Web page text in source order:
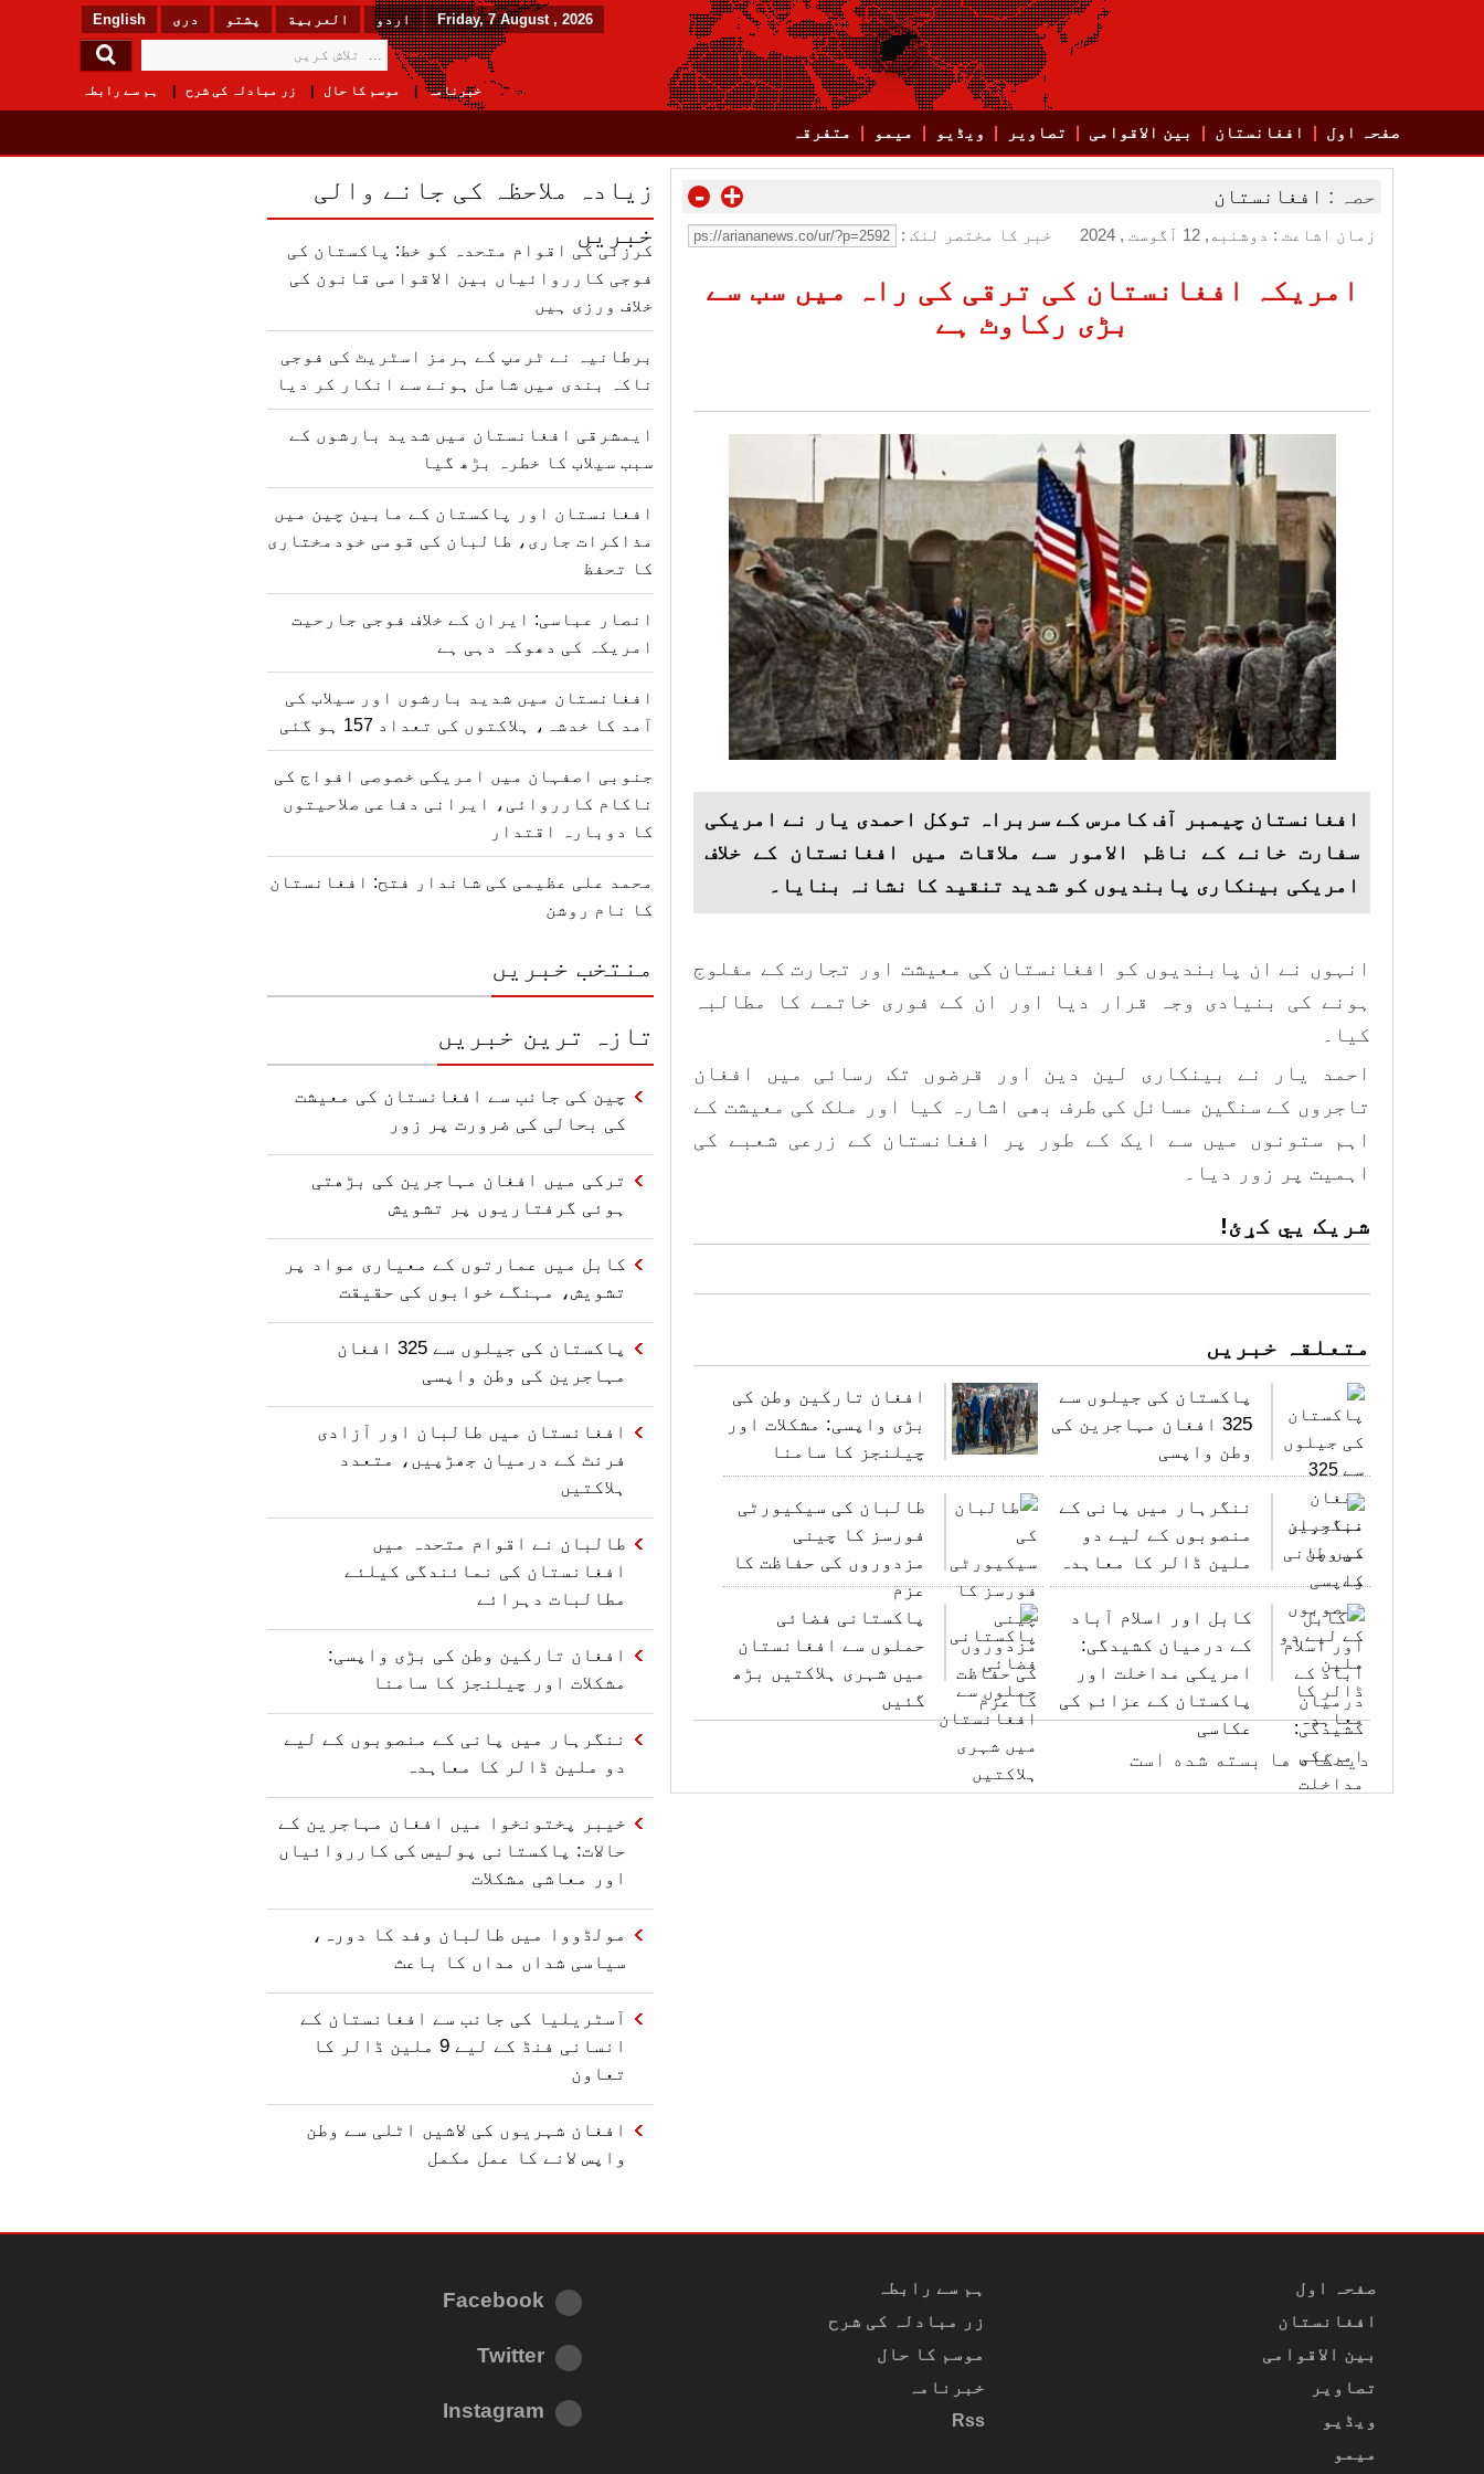
English دری پشتو العربیة اردو Friday, 7 August , 2026
ہم سے رابطہ زر مبادلہ کی شرح موسم کا حال خبرنامہ
صفحہ اول افغانستان بین الاقوامی تصاویر ویڈیو میمو متفرقہ
حصہ : افغانستان - +
زمان اشاعت : دوشنبه, 12 آگوست , 2024 خبر کا مختصر لنک :
امریکہ افغانستان کی ترقی کی راہ میں سب سے
بڑی رکاوٹ ہے
افغانستان چیمبر آف کامرس کے سربراہ توکل احمدی یار نے امریکی
سفارت خانے کے ناظم الامور سے ملاقات میں افغانستان کے خلاف
امریکی بینکاری پابندیوں کو شدید تنقید کا نشانہ بنایا۔
انہوں نے ان پابندیوں کو افغانستان کی معیشت اور تجارت کے مفلوج
ہونے کی بنیادی وجہ قرار دیا اور ان کے فوری خاتمے کا مطالبہ
کیا۔
احمد یار نے بینکاری لین دین اور قرضوں تک رسائی میں افغان
تاجروں کے سنگین مسائل کی طرف بھی اشارہ کیا اور ملک کی معیشت کے
اہم ستونوں میں سے ایک کے طور پر افغانستان کے زرعی شعبے کی
اہمیت پر زور دیا۔
شریک یي کړئ!
متعلقہ خبریں
پاکستان کی جیلوں سے
325 افغان مہاجرین کی
وطن واپسی
افغان تارکین وطن کی
بڑی واپسی: مشکلات اور
چیلنجز کا سامنا
ننگرہار میں پانی کے
منصوبوں کے لیے دو
ملین ڈالر کا معاہدہ
طالبان کی سیکیورٹی
فورسز کا چینی
مزدوروں کی حفاظت کا
عزم
کابل اور اسلام آباد
کے درمیان کشیدگی:
امریکی مداخلت اور
پاکستان کے عزائم کی
عکاسی
پاکستانی فضائی
حملوں سے افغانستان
میں شہری ہلاکتیں بڑھ
گئیں
دیدگاه ها بسته شده است
زیادہ ملاحظہ کی جانے والی
خبریں
کرزئی کی اقوام متحدہ کو خط: پاکستان کی
فوجی کارروائیاں بین الاقوامی قانون کی
خلاف ورزی ہیں
برطانیہ نے ٹرمپ کے ہرمز اسٹریٹ کی فوجی
ناکہ بندی میں شامل ہونے سے انکار کر دیا
ایمشرقی افغانستان میں شدید بارشوں کے
سبب سیلاب کا خطرہ بڑھ گیا
افغانستان اور پاکستان کے مابین چین میں
مذاکرات جاری، طالبان کی قومی خودمختاری
کا تحفظ
انصار عباسی: ایران کے خلاف فوجی جارحیت
امریکہ کی دھوکہ دہی ہے
افغانستان میں شدید بارشوں اور سیلاب کی
آمد کا خدشہ، ہلاکتوں کی تعداد 157 ہو گئی
جنوبی اصفہان میں امریکی خصوصی افواج کی
ناکام کارروائی، ایرانی دفاعی صلاحیتوں
کا دوبارہ اقتدار
محمد علی عظیمی کی شاندار فتح: افغانستان
کا نام روشن
منتخب خبریں
تازہ ترین خبریں
چین کی جانب سے افغانستان کی معیشت
کی بحالی کی ضرورت پر زور
ترکی میں افغان مہاجرین کی بڑھتی
ہوئی گرفتاریوں پر تشویش
کابل میں عمارتوں کے معیاری مواد پر
تشویش، مہنگے خوابوں کی حقیقت
پاکستان کی جیلوں سے 325 افغان
مہاجرین کی وطن واپسی
افغانستان میں طالبان اور آزادی
فرنٹ کے درمیان جھڑپیں، متعدد
ہلاکتیں
طالبان نے اقوام متحدہ میں
افغانستان کی نمائندگی کیلئے
مطالبات دہرائے
افغان تارکین وطن کی بڑی واپسی:
مشکلات اور چیلنجز کا سامنا
ننگرہار میں پانی کے منصوبوں کے لیے
دو ملین ڈالر کا معاہدہ
خیبر پختونخوا میں افغان مہاجرین کے
حالات: پاکستانی پولیس کی کارروائیاں
اور معاشی مشکلات
مولڈووا میں طالبان وفد کا دورہ،
سیاسی شداں مداں کا باعث
آسٹریلیا کی جانب سے افغانستان کے
انسانی فنڈ کے لیے 9 ملین ڈالر کا
تعاون
افغان شہریوں کی لاشیں اٹلی سے وطن
واپس لانے کا عمل مکمل
Facebook
Twitter
Instagram
ہم سے رابطہ
زر مبادلہ کی شرح
موسم کا حال
خبرنامہ
Rss
صفحہ اول
افغانستان
بین الاقوامی
تصاویر
ویڈیو
میمو